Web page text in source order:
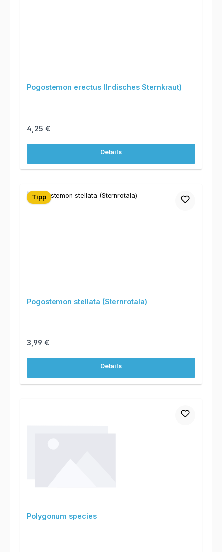
Pogostemon erectus (Indisches Sternkraut)
Regulärer Preis:
4,25 €
Details
Tipp
Pogostemon stellata (Sternrotala)
Regulärer Preis:
3,99 €
Details
Polygonum species